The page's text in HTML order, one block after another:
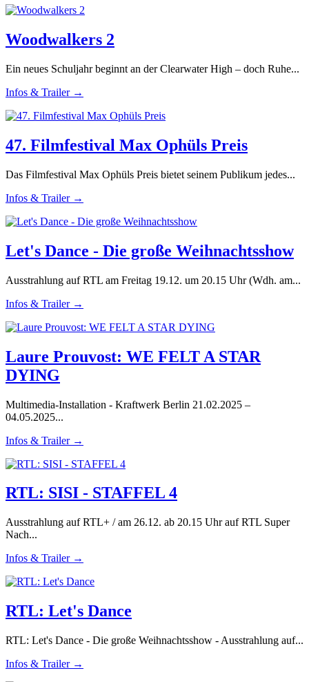
Woodwalkers 2
Ein neues Schuljahr beginnt an der Clearwater High – doch Ruhe...
Infos & Trailer →
47. Filmfestival Max Ophüls Preis
Das Filmfestival Max Ophüls Preis bietet seinem Publikum jedes...
Infos & Trailer →
Let's Dance - Die große Weihnachtsshow
Ausstrahlung auf RTL am Freitag 19.12. um 20.15 Uhr (Wdh. am...
Infos & Trailer →
Laure Prouvost: WE FELT A STAR
DYING
Multimedia-Installation - Kraftwerk Berlin 21.02.2025 –
04.05.2025...
Infos & Trailer →
RTL: SISI - STAFFEL 4
Ausstrahlung auf RTL+ / am 26.12. ab 20.15 Uhr auf RTL Super
Nach...
Infos & Trailer →
RTL: Let's Dance
RTL: Let's Dance - Die große Weihnachtsshow - Ausstrahlung auf...
Infos & Trailer →